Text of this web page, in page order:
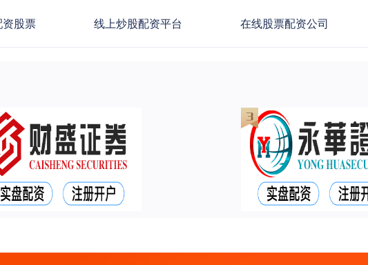
股票 线上炒股配资平台 在线股票配资公司